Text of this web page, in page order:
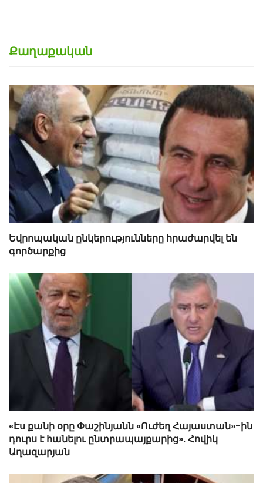
Քաղաքական
Եվրոպական ընկերությունները հրաժարվել են
գործարքից
«Էս քանի օրը Փաշինյանն «Ուժեղ Հայաստան»-ին
դուրս է հանելու ընտրապայքարից». Հովիկ
Աղազարյան